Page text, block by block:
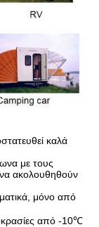
καλά
με τους
ακολουθηθούν
μόνο από
από -10℃